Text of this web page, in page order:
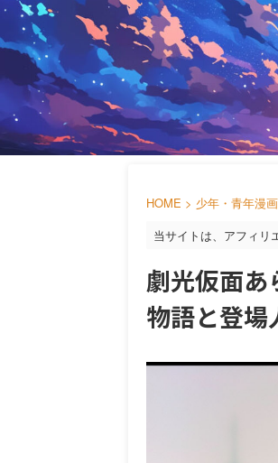
HOME > 少年・青年漫画
当サイトは、アフィリ
劇光仮面あ
物語と登場